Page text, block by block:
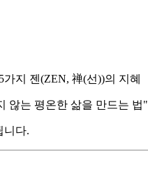
지 젠(ZEN, 禅(선))의 지혜
않는 평온한 삶을 만드는 법"
니다.